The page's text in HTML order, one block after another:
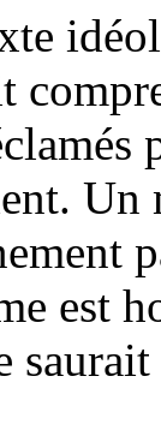
Un
est